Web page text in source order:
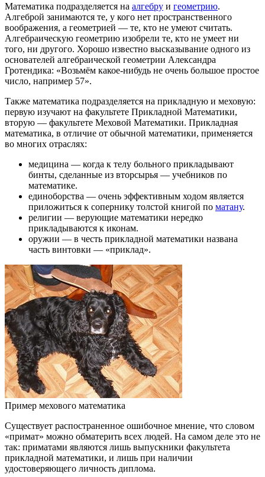
Математика подразделяется на алгебру и геометрию.
Алгеброй занимаются те, у кого нет пространственного
воображения, а геометрией — те, кто не умеют считать.
Алгебраическую геометрию изобрели те, кто не умеет ни
того, ни другого. Хорошо известно высказывание одного из
основателей алгебраической геометрии Александра
Гротендика: «Возьмём какое-нибудь не очень большое простое
число, например 57».
Также математика подразделяется на прикладную и меховую:
первую изучают на факультете Прикладной Математики,
вторую — факультете Меховой Математики. Прикладная
математика, в отличие от обычной математики, применяется
во многих отраслях:
медицина — когда к телу больного прикладывают
бинты, сделанные из вторсырья — учебников по
математике.
единоборства — очень эффективным ходом является
приложиться к сопернику толстой книгой по матану.
религии — верующие математики нередко
прикладываются к иконам.
оружии — в честь прикладной математики названа
часть винтовки — «приклад».
Пример мехового математика
Существует распостраненное ошибочное мнение, что словом
«примат» можно обматерить всех людей. На самом деле это не
так: приматами являются лишь выпускники факультета
прикладной математики, и лишь при наличии
удостоверяющего личность диплома.